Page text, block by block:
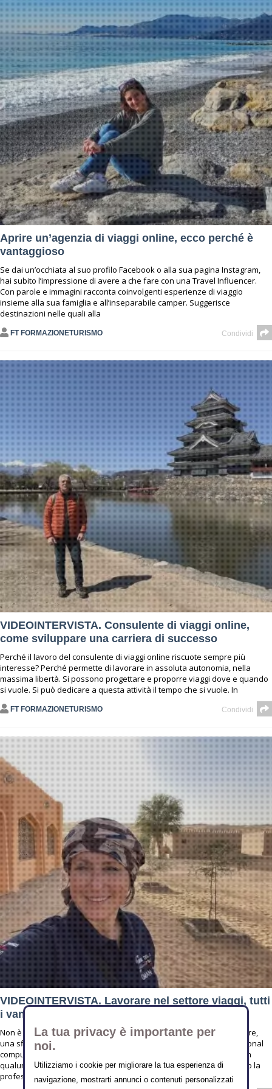
Aprire un’agenzia di viaggi online, ecco perché è
vantaggioso
Se dai un’occhiata al suo profilo Facebook o alla sua pagina Instagram,
hai subito l’impressione di avere a che fare con una Travel Influencer.
Con parole e immagini racconta coinvolgenti esperienze di viaggio
insieme alla sua famiglia e all’inseparabile camper. Suggerisce
destinazioni nelle quali alla
FT FORMAZIONETURISMO Condividi
VIDEOINTERVISTA. Consulente di viaggi online,
come sviluppare una carriera di successo
Perché il lavoro del consulente di viaggi online riscuote sempre più
interesse? Perché permette di lavorare in assoluta autonomia, nella
massima libertà. Si possono progettare e proporre viaggi dove e quando
si vuole. Si può dedicare a questa attività il tempo che si vuole. In
FT FORMAZIONETURISMO Condividi
VIDEOINTERVISTA. Lavorare nel settore viaggi, tutti
i vantaggi di un’attività online
Non è mai ripetitiva: ogni giorno è una nuova avventura da affrontare,
una sfida da vincere. Offre la massima flessibilità: bastano un personal
computer e una connessione alla rete Internet per poter lavorare. In
qualunque momento, in qualunque parte del mondo. Ma soprattutto la
professione
La tua privacy è importante per
noi.
Utilizziamo i cookie per migliorare la tua esperienza di
navigazione, mostrarti annunci o contenuti personalizzati